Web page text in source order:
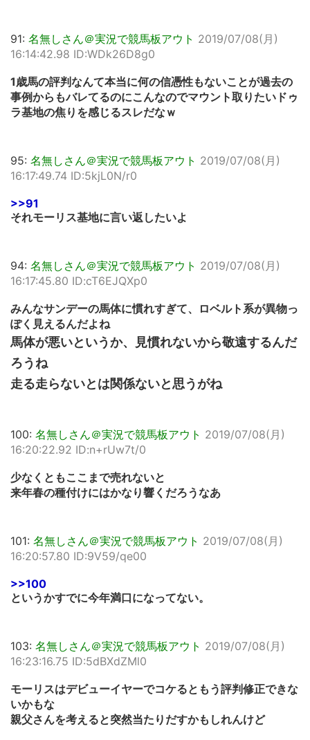
91: 名無しさん＠実況で競馬板アウト 2019/07/08(月)
16:14:42.98 ID:WDk26D8g0
1歳馬の評判なんて本当に何の信憑性もないことが過去の
事例からもバレてるのにこんなのでマウント取りたいドゥ
ラ基地の焦りを感じるスレだなｗ
95: 名無しさん＠実況で競馬板アウト 2019/07/08(月)
16:17:49.74 ID:5kjL0N/r0
>>91
それモーリス基地に言い返したいよ
94: 名無しさん＠実況で競馬板アウト 2019/07/08(月)
16:17:45.80 ID:cT6EJQXp0
みんなサンデーの馬体に慣れすぎて、ロベルト系が異物っ
ぽく見えるんだよね
馬体が悪いというか、見慣れないから敬遠するんだ
ろうね
走る走らないとは関係ないと思うがね
100: 名無しさん＠実況で競馬板アウト 2019/07/08(月)
16:20:22.92 ID:n+rUw7t/0
少なくともここまで売れないと
来年春の種付けにはかなり響くだろうなあ
101: 名無しさん＠実況で競馬板アウト 2019/07/08(月)
16:20:57.80 ID:9V59/qe00
>>100
というかすでに今年満口になってない。
103: 名無しさん＠実況で競馬板アウト 2019/07/08(月)
16:23:16.75 ID:5dBXdZMl0
モーリスはデビューイヤーでコケるともう評判修正できな
いかもな
親父さんを考えると突然当たりだすかもしれんけど